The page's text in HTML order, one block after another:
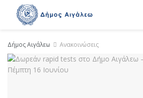
Δήμος Αιγάλεω Ανακοινώσεις